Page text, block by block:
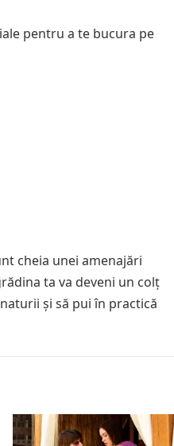
pentru a te bucura pe
cheia unei amenajări
ta va deveni un colț
și să pui în practică